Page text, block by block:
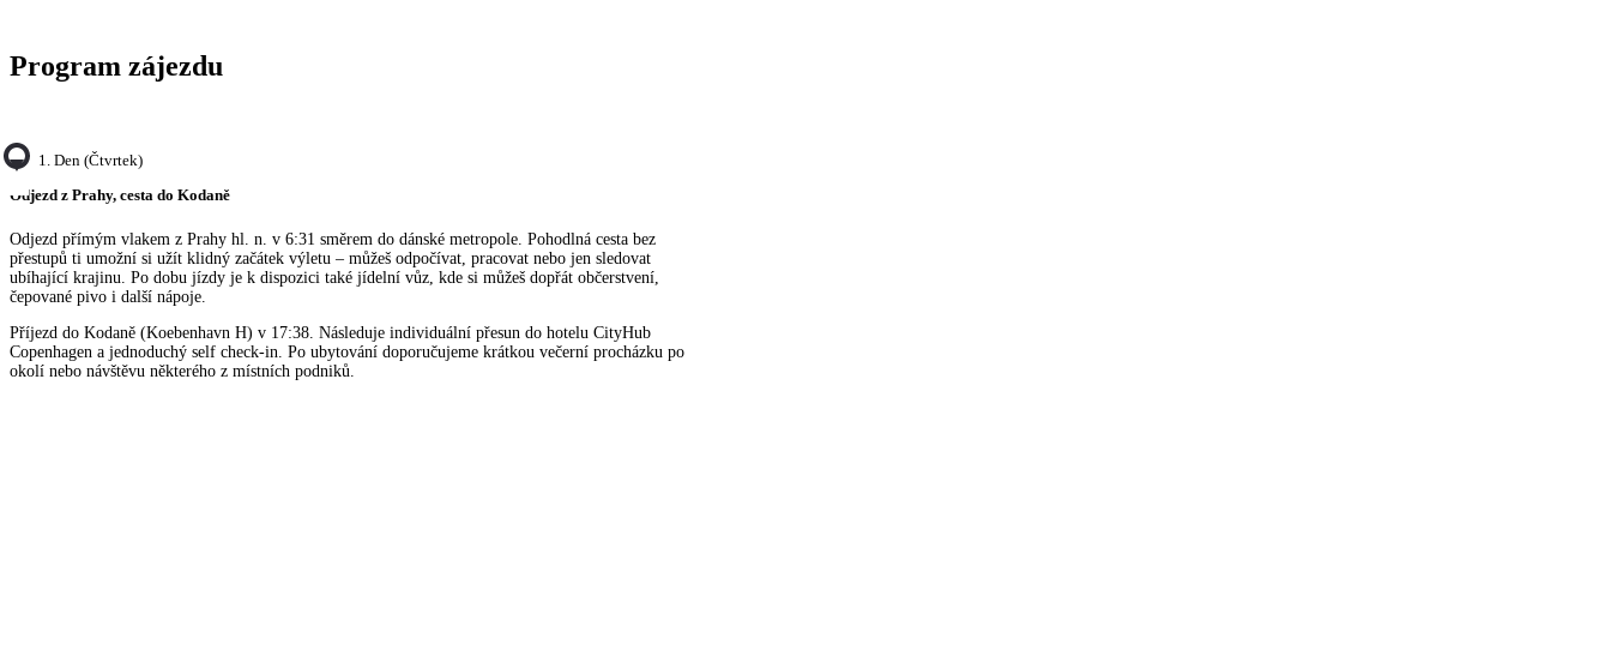
Program zájezdu
1. Den (čtvrtek)
Odjezd z Prahy, cesta do Kodaně
Odjezd přímým vlakem z Prahy hl. n. v 6:31 směrem do dánské metropole. Pohodlná cesta bez
přestupů ti umožní si užít klidný začátek výletu – můžeš odpočívat, pracovat nebo jen sledovat
ubíhající krajinu. Po dobu jízdy je k dispozici také jídelní vůz, kde si můžeš dopřát občerstvení,
čepované pivo i další nápoje.
Příjezd do Kodaně (Koebenhavn H) v 17:38. Následuje individuální přesun do hotelu CityHub
Copenhagen a jednoduchý self check-in. Po ubytování doporučujeme krátkou večerní procházku po
okolí nebo návštěvu některého z místních podniků.